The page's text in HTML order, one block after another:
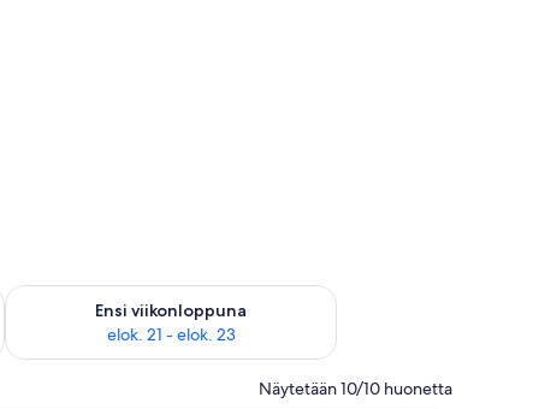
14 - elok. 16
Ensi viikonloppuna
elok. 21 - elok. 23
Tarkista ensi viikonlopun saatavuus elok. 21 - elok. 23
Näytetään 10/10 huonetta